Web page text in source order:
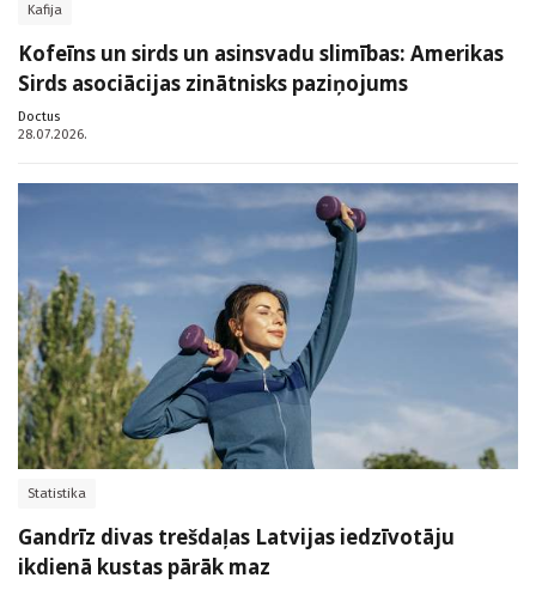
Kafija
Kofeīns un sirds un asinsvadu slimības: Amerikas
Sirds asociācijas zinātnisks paziņojums
Doctus
28.07.2026.
Statistika
Gandrīz divas trešdaļas Latvijas iedzīvotāju
ikdienā kustas pārāk maz